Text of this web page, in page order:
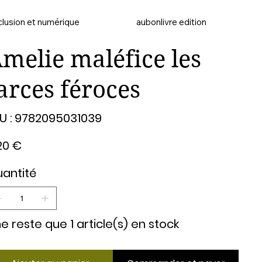
et numérique aubonlivre edition
maléfice les
féroces
: 9782095031039
9782095031039
€
reste que 1 article(s) en stock